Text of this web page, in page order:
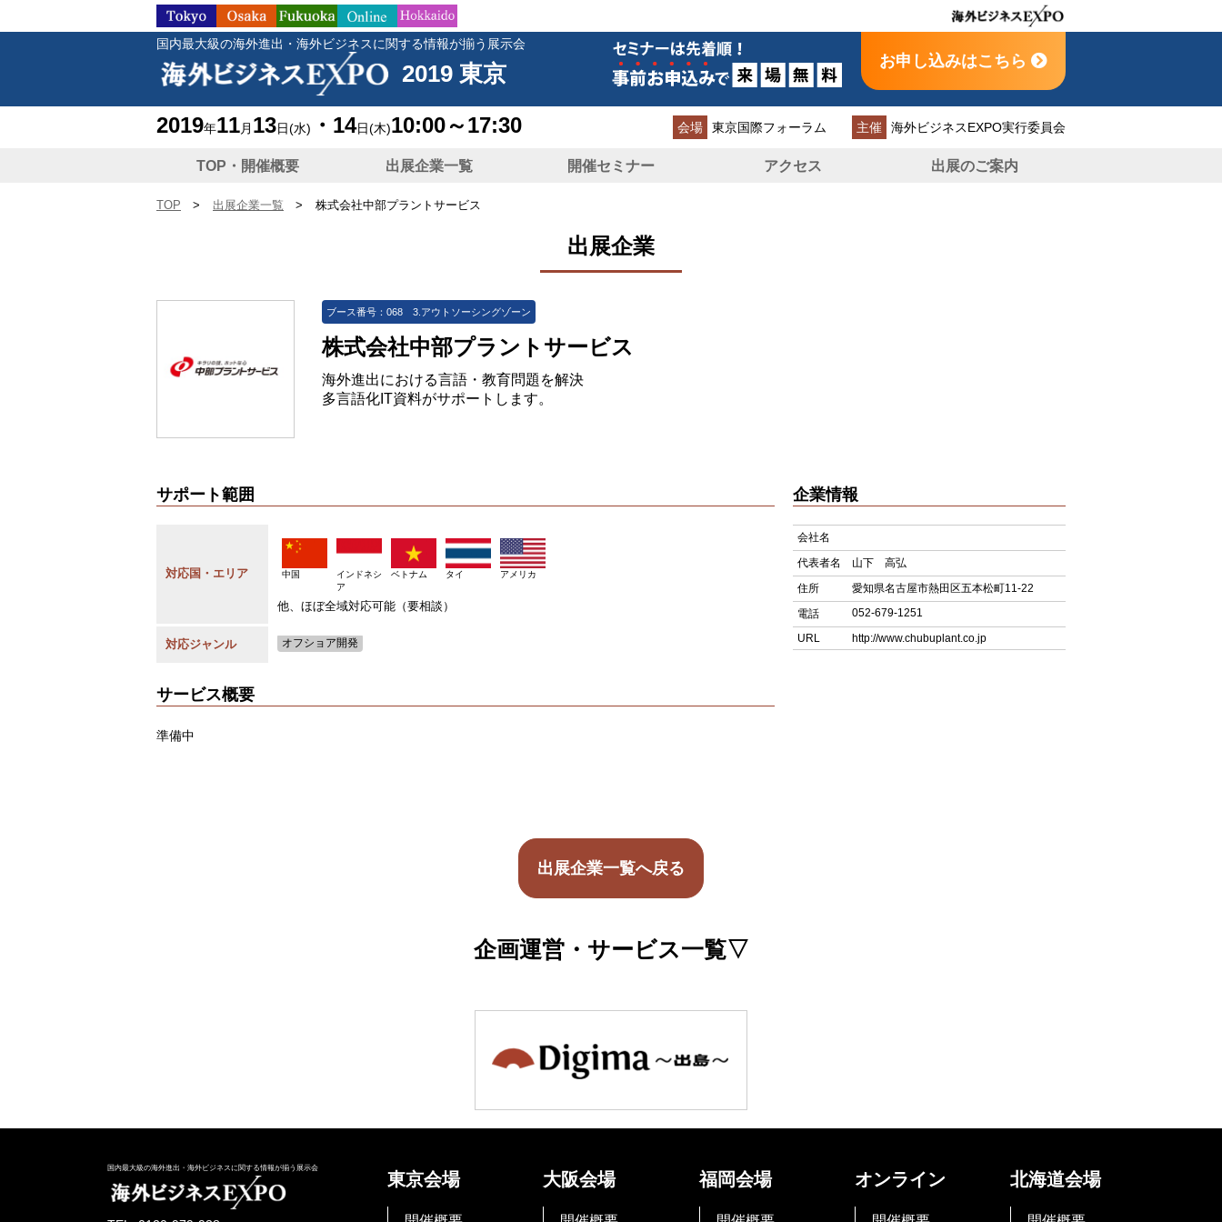
国内最大級の海外進出・海外ビジネスに関する情報が揃う展示会
2019 東京 お申し込みはこちら
2019年11月 13日(水) ・14日(木)10:00～17:30 会場 東京国際フォーラム 主催 海外ビジネスEXPO実行委員会
TOP・開催概要 出展企業一覧 開催セミナー アクセス 出展のご案内
TOP > 出展企業一覧 > 株式会社中部プラントサービス
出展企業
ブース番号：068 3.アウトソーシングゾーン
株式会社中部プラントサービス
海外進出における言語・教育問題を解決
多言語化IT資料がサポートします。
サポート範囲
対応国・エリア 中国
インドネシ
ア
ベトナム タイ アメリカ
他、ほぼ全域対応可能（要相談）
対応ジャンル オフショア開発
サービス概要
準備中
企業情報
会社名
代表者名
山下 高弘
住所
愛知県名古屋市熱田区五本松町11-22
電話
052-679-1251
URL
http://www.chubuplant.co.jp
出展企業一覧へ戻る
企画運営・サービス一覧▽
国内最大級の海外進出・海外ビジネスに関する情報が揃う展示会
東京会場 大阪会場 福岡会場 オンライン 北海道会場